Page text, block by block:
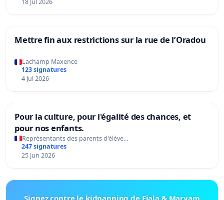
18 Jul 2026
Mettre fin aux restrictions sur la rue de l’Oradou
Lachamp Maxence
123 signatures
4 Jul 2026
Pour la culture, pour l'égalité des chances, et
pour nos enfants.
Représentants des parents d'élève…
247 signatures
25 Jun 2026
Signez contre le kidnapping de Fiala & Maryam